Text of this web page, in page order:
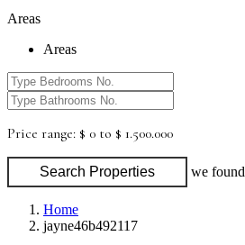
Areas
Areas
Price range: $ 0 to $ 1.500.000
Search Properties we found
Home
jayne46b492117